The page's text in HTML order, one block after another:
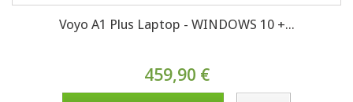
Voyo A1 Plus Laptop - WINDOWS 10 +...
459,90 €